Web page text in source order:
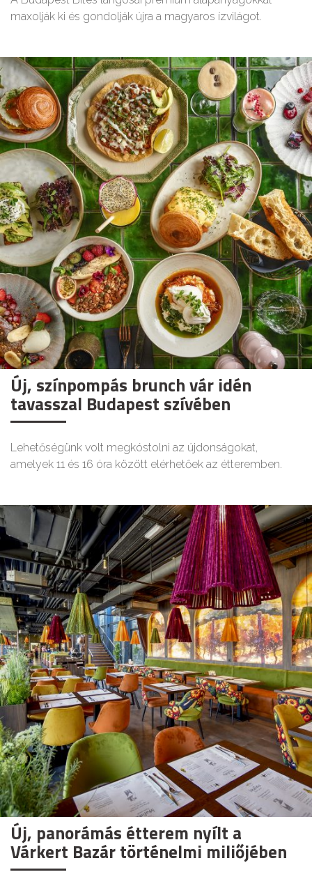
maxolják ki és gondolják újra a magyaros ízvilágot.
Új, színpompás brunch vár idén
tavasszal Budapest szívében
Lehetőségünk volt megkóstolni az újdonságokat,
amelyek 11 és 16 óra között elérhetőek az étteremben.
Új, panorámás étterem nyílt a
Várkert Bazár történelmi miliőjében